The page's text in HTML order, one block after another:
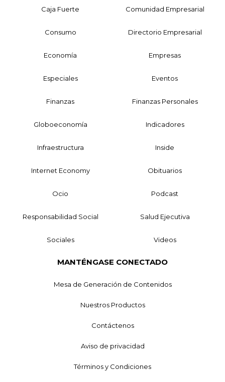
Caja Fuerte Comunidad Empresarial
Consumo Directorio Empresarial
Economía Empresas
Especiales Eventos
Finanzas Finanzas Personales
Globoeconomía Indicadores
Infraestructura Inside
Internet Economy Obituarios
Ocio Podcast
Responsabilidad Social Salud Ejecutiva
Sociales Videos
MANTÉNGASE CONECTADO
Mesa de Generación de Contenidos
Nuestros Productos
Contáctenos
Aviso de privacidad
Términos y Condiciones